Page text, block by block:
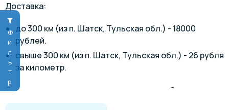
Фильтр
Доставка:
до 300 км (из п. Шатск, Тульская обл.) - 18000
рублей.
свыше 300 км (из п. Шатск, Тульская обл.) - 26 рубля
за километр.
Стоимость доставки рассчитывается в оба конца.
Возможен самовывоз.